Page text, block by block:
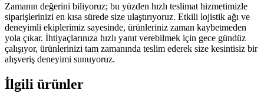
Zamanın değerini biliyoruz; bu yüzden hızlı teslimat hizmetimizle
siparişlerinizi en kısa sürede size ulaştırıyoruz. Etkili lojistik ağı ve
deneyimli ekiplerimiz sayesinde, ürünleriniz zaman kaybetmeden
yola çıkar. İhtiyaçlarınıza hızlı yanıt verebilmek için gece gündüz
çalışıyor, ürünlerinizi tam zamanında teslim ederek size kesintisiz bir
alışveriş deneyimi sunuyoruz.
İlgili ürünler